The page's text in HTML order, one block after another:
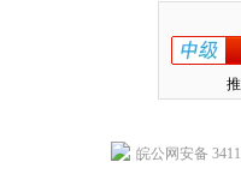
皖公网安备